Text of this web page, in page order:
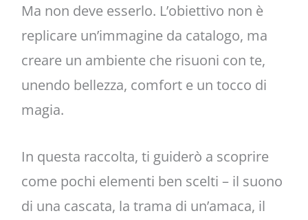
Ma non deve esserlo. L’obiettivo non è
replicare un’immagine da catalogo, ma
creare un ambiente che risuoni con te,
unendo bellezza, comfort e un tocco di
magia.
In questa raccolta, ti guiderò a scoprire
come pochi elementi ben scelti – il suono
di una cascata, la trama di un’amaca, il